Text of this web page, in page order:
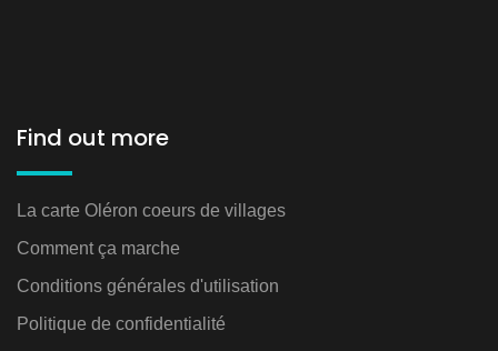
Find out more
La carte Oléron coeurs de villages
Comment ça marche
Conditions générales d'utilisation
Politique de confidentialité